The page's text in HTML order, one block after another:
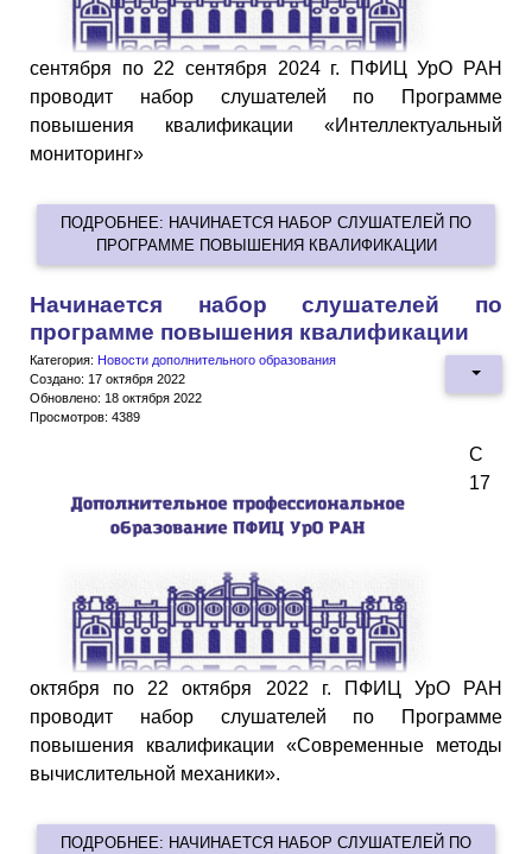
сентября по 22 сентября 2024 г. ПФИЦ УрО РАН
проводит набор слушателей по Программе
повышения квалификации «Интеллектуальный
мониторинг»
ПОДРОБНЕЕ: НАЧИНАЕТСЯ НАБОР СЛУШАТЕЛЕЙ ПО
ПРОГРАММЕ ПОВЫШЕНИЯ КВАЛИФИКАЦИИ
Начинается набор слушателей по
программе повышения квалификации
Категория: Новости дополнительного образования
Создано: 17 октября 2022
Обновлено: 18 октября 2022
Просмотров: 4389
С
17
октября по 22 октября 2022 г. ПФИЦ УрО РАН
проводит набор слушателей по Программе
повышения квалификации «Современные методы
вычислительной механики».
ПОДРОБНЕЕ: НАЧИНАЕТСЯ НАБОР СЛУШАТЕЛЕЙ ПО